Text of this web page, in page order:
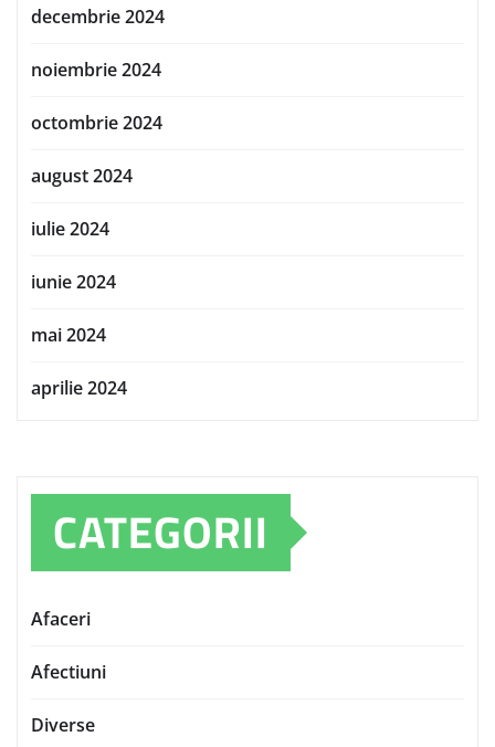
decembrie 2024
noiembrie 2024
octombrie 2024
august 2024
iulie 2024
iunie 2024
mai 2024
aprilie 2024
CATEGORII
Afaceri
Afectiuni
Diverse